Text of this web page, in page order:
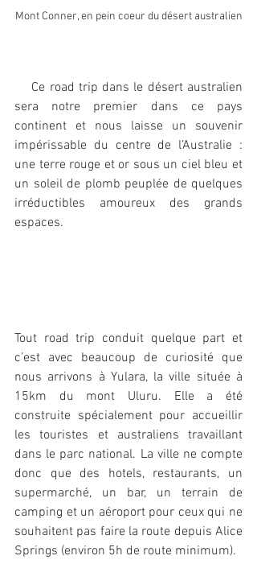
Mont Conner, en pein coeur du désert australien
sera notre premier dans ce pays
continent et nous laisse un souvenir
impérissable du centre de l’Australie :
une terre rouge et or sous un ciel bleu et
un soleil de plomb peuplée de quelques
irréductibles amoureux des grands
espaces.
Tout road trip conduit quelque part et
c’est avec beaucoup de curiosité que
nous arrivons à Yulara, la ville située à
15km du mont Uluru. Elle a été
construite spécialement pour accueillir
les touristes et australiens travaillant
dans le parc national. La ville ne compte
donc que des hotels, restaurants, un
supermarché, un bar, un terrain de
camping et un aéroport pour ceux qui ne
souhaitent pas faire la route depuis Alice
Springs (environ 5h de route minimum).